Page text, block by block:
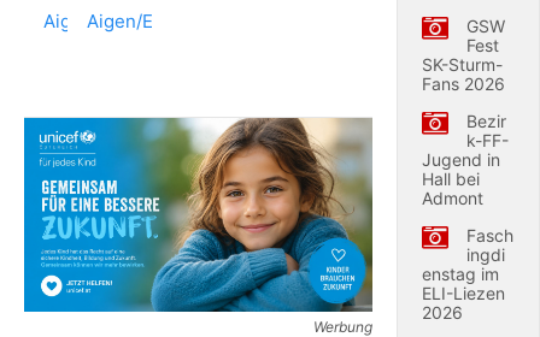
Werbung
GSW
Fest
SK-Sturm-
Fans 2026
Bezir
k-FF-
Jugend in
Hall bei
Admont
Fasch
ingdi
enstag im
ELI-Liezen
2026